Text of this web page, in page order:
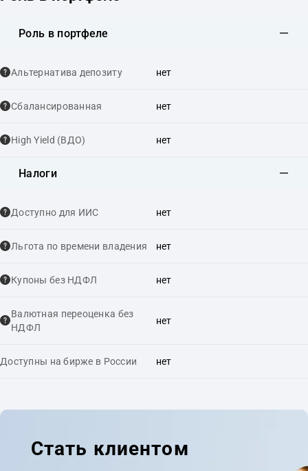
Роль в портфеле
Альтернатива депозиту нет
Сбалансированная нет
High Yield (ВДО) нет
Налоги
Доступно для ИИС нет
Льгота по времени владения нет
Купоны без НДФЛ нет
Валютная переоценка без
НДФЛ
нет
Доступны на бирже в России нет
Стать клиентом